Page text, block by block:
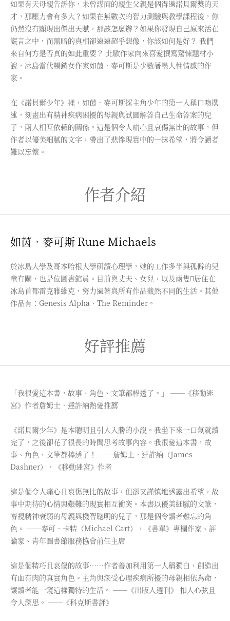
如果有天母親告訴你，未曾謀面的親生父親是個得過諾貝爾獎的天
才，那壓力會有多大？如果在無數次的智力測驗與教學課程後，你
仍然沒有顯現出傑出天賦，那該怎麼辦？如果你發現自己原來活在
謊言之中，而黑暗的真相卻遠遠超乎想像，你該如何是好？ 我們
來自何方是否真的如此重要？ 北歐作家向來喜愛撰寫驚悚題材小
說，冰島當代暢銷女作家如茵．麥可斯是少數著墨人性情感的作
家。
在《諾貝爾少年》裡，如茵．麥可斯採主角少年的第一人稱口吻撰
述，刻畫出有精神疾病困擾的母親與試圖解答自己生命答案的兒
子，兩人相互依賴的關係。這是個令人痛心且哀傷無比的故事，但
作者以優美細膩的文字，帶出了悲慘現實中的一抹希望，將令讀者
難以忘懷。
作者介紹
如茵．麥可斯 Rune Michaels
於冰島大學及哥本哈根大學研讀心理學，她的工作多半與孤僻的兒
童有關，也是位圖書館員。目前與丈夫、女兒，以及兩隻居住在
冰島首都雷克雅維克，努力過著與所有作品截然不同的生活。其他
作品有：Genesis Alpha、The Reminder。
好評推薦
「我很愛這本書，故事、角色、文筆都棒透了。」 ──《移動迷
宮》作者詹姆士．達許納熱愛推薦
《諾貝爾少年》是本聰明且引人入勝的小說。我坐下來一口氣就讀
完了，之後卻花了很長的時間思考故事內容。我很愛這本書，故
事、角色、文筆都棒透了！ ──詹姆士．達許納（James
Dashner），《移動迷宮》作者
這是個令人痛心且哀傷無比的故事，但卻又謹慎地透露出希望，故
事中期待的心情與艱難的現實相互衝突。本書以優美細膩的文筆，
審視精神衰弱的母親與機智聰明的兒子，那是個令讀者難忘的角
色。 ──麥可．卡特（Michael Cart），《書單》專欄作家、評
論家、青年圖書館服務協會前任主席
這是個精巧且哀傷的故事……作者善加利用第一人稱獨白，創造出
有血有肉的真實角色。主角與深受心理疾病所擾的母親相依為命，
讓讀者能一窺這樣獨特的生活。 ──《出版人週刊》 扣人心弦且
令人深思。 ──《科克斯書評》